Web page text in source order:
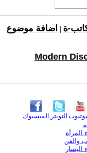
ة
اضافة موضوع
Modern
الفيسبوك التويتر
المرأة
والفن
اليسار